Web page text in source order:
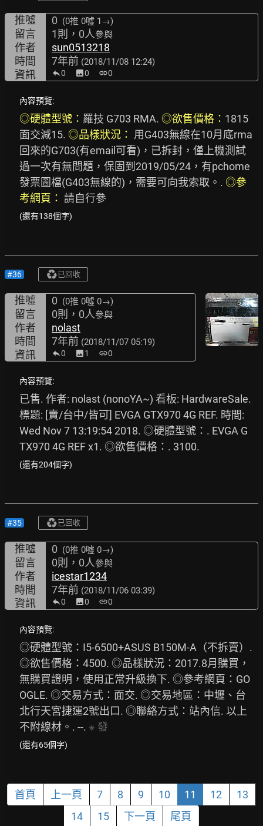
推噓 0 (0推 0噓 1→)
留言 1則，0人參與
作者
sun0513218
時間
7年前 (2018/11/08 12:24)
資訊 0 image0 link0
內容預覽:
◎硬體型號： 羅技 G703 RMA. ◎欲售價格： 1815
面交減15. ◎品樣狀況： 用G403無線在10月底rma
回來的G703(有email可看)，已拆封，僅上機測試
過一次有無問題，保固到2019/05/24，有pchome
發票圖檔(G403無線的)，需要可向我索取。. ◎參
考網頁： 請自行參
(還有138個字)
#36 已回收
推噓 0 (0推 0噓 0→)
留言 0則，0人參與
作者
nolast
時間
7年前 (2018/11/07 05:19)
資訊 0 image1 link0
內容預覽:
已售. 作者: nolast (nonoYA~) 看板: HardwareSale.
標題: [賣/台中/皆可] EVGA GTX970 4G REF. 時間:
Wed Nov 7 13:19:54 2018. ◎硬體型號：. EVGA G
TX970 4G REF x1. ◎欲售價格：. 3100.
(還有204個字)
#35 已回收
推噓 0 (0推 0噓 0→)
留言 0則，0人參與
作者
icestar1234
時間
7年前 (2018/11/06 03:39)
資訊 0 image0 link0
內容預覽:
◎硬體型號：I5-6500+ASUS B150M-A（不拆賣）.
◎欲售價格：4500. ◎品樣狀況：2017.8月購買，
無購買證明，使用正常升級換下. ◎參考網頁：GO
OGLE. ◎交易方式：面交. ◎交易地區：中壢、台
北行天宮捷運2號出口. ◎聯絡方式：站內信. 以上
不附線材。. --. ※ 發
(還有65個字)
首頁 上一頁 7 8 9 10 11 12
13
14
15 下一頁 尾頁